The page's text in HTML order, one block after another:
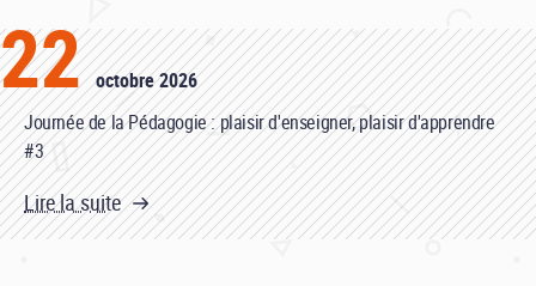
22 octobre 2026
Journée de la Pédagogie : plaisir d'enseigner, plaisir d'apprendre
#3
Lire la suite